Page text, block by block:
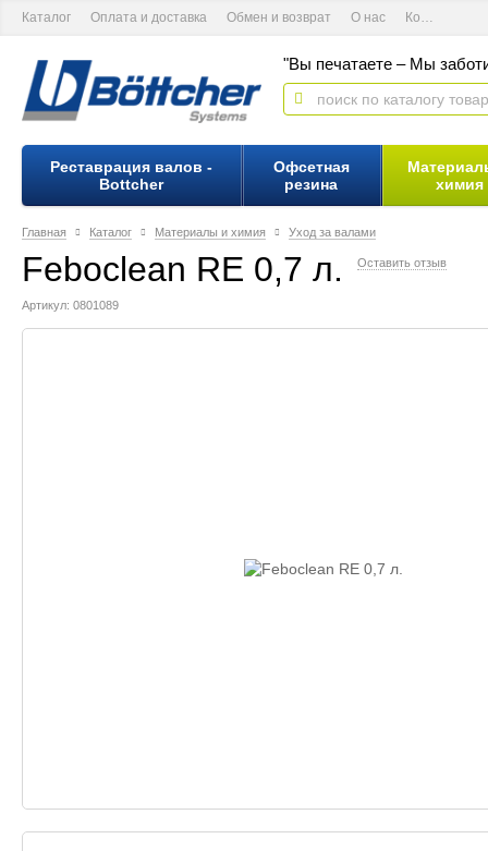
Каталог Оплата и доставка Обмен и возврат О нас Контактная информация
"Вы печатаете – Мы
Реставрация валов -
Bottcher
Офсетная
резина
химия
Главная Каталог Материалы и химия Уход за валами
Feboclean RE 0,7 л. Оставить отзыв
Артикул: 0801089